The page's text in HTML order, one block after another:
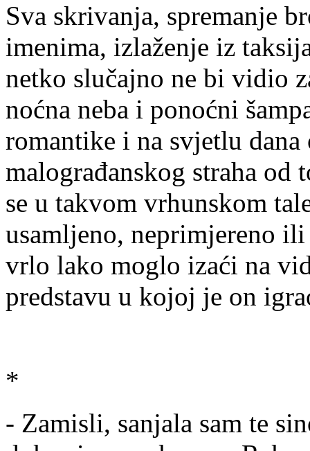
Sva skrivanja, spremanje
imenima, izlaženje iz
netko slučajno ne bi vidio
noćna neba i ponoćni
romantike i na svjetlu
malograđanskog straha od
se u takvom vrhunskom
usamljeno, neprimjereno
vrlo lako moglo izaći na
predstavu u kojoj je on
*
- Zamisli, sanjala sam te